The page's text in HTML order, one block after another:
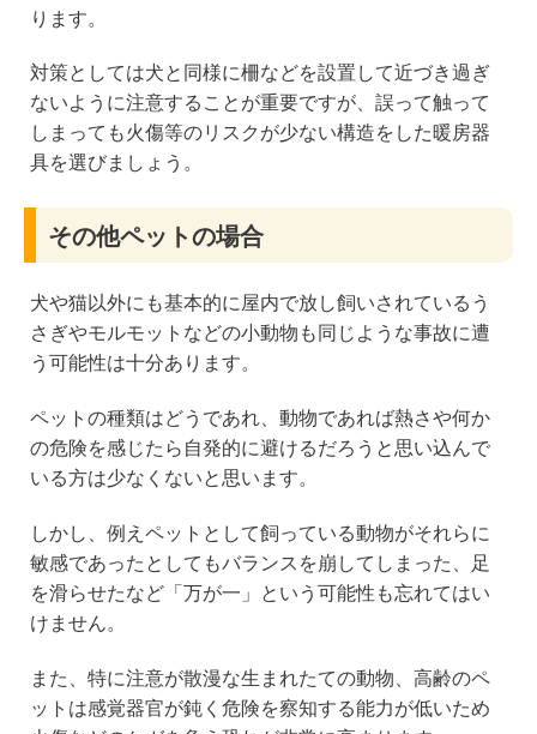
ります。
対策としては犬と同様に柵などを設置して近づき過ぎ
ないように注意することが重要ですが、誤って触って
しまっても火傷等のリスクが少ない構造をした暖房器
具を選びましょう。
その他ペットの場合
犬や猫以外にも基本的に屋内で放し飼いされているう
さぎやモルモットなどの小動物も同じような事故に遭
う可能性は十分あります。
ペットの種類はどうであれ、動物であれば熱さや何か
の危険を感じたら自発的に避けるだろうと思い込んで
いる方は少なくないと思います。
しかし、例えペットとして飼っている動物がそれらに
敏感であったとしてもバランスを崩してしまった、足
を滑らせたなど「万が一」という可能性も忘れてはい
けません。
また、特に注意が散漫な生まれたての動物、高齢のペ
ットは感覚器官が鈍く危険を察知する能力が低いため